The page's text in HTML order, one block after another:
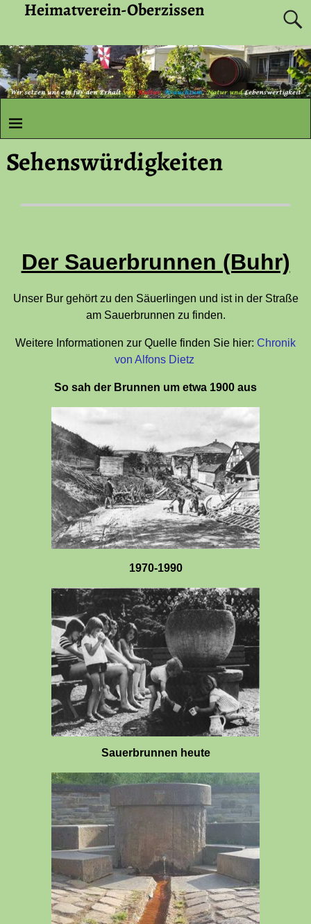
Heimatverein-Oberzissen
Sehenswürdigkeiten
Der Sauerbrunnen (Buhr)
Unser Bur gehört zu den Säuerlingen und ist in der Straße
am Sauerbrunnen zu finden.
Weitere Informationen zur Quelle finden Sie hier: Chronik
von Alfons Dietz
So sah der Brunnen um etwa 1900 aus
1970-1990
Sauerbrunnen heute